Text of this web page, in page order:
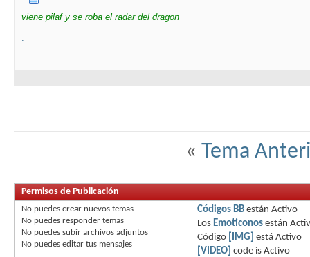
viene pilaf y se roba el radar del dragon
.
« Tema
Permisos de Publicación
No puedes crear nuevos temas
No puedes responder temas
No puedes subir archivos adjuntos
No puedes editar tus mensajes
Códigos BB están Activo
Los Emoticonos están
Código
[IMG] está Activo
[VIDEO] code is Activo